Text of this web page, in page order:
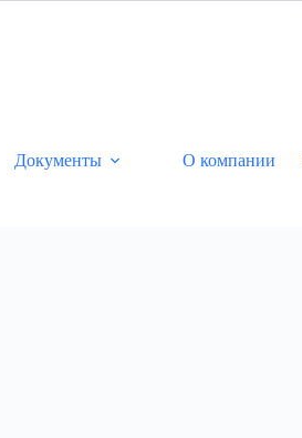
Документы О компании